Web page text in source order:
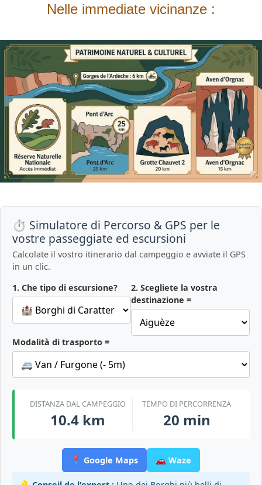
Nelle immediate vicinanze :
⏱️ Simulatore di Percorso & GPS per le
vostre passeggiate ed escursioni
Calcolate il vostro itinerario dal campeggio e avviate il GPS
in un clic.
1. Che tipo di escursione?
2. Scegliete la vostra
destinazione =
Modalità di trasporto =
DISTANZA DAL CAMPEGGIO
10.4 km
TEMPO DI PERCORRENZA
20 min
📍 Google Maps 🚗 Waze